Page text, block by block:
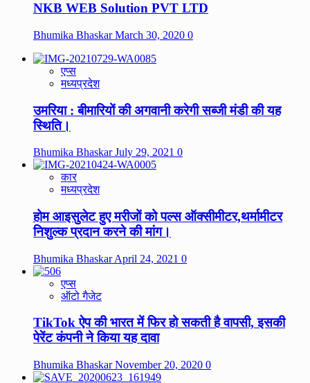
NKB WEB Solution PVT LTD
Bhumika BhaskarMarch 30, 2020 0
एप्स
मध्यप्रदेश
उमरिया : बीमारियों की अगवानी करेगी सब्जी मंडी की यह
स्थिति।
Bhumika BhaskarJuly 29, 2021 0
कार
मध्यप्रदेश
होम आइसुलेट हुए मरीजों को पल्स ऑक्सीमीटर,थर्मामीटर
निशुल्क प्रदान करने की मांग।
Bhumika BhaskarApril 24, 2021 0
एप्स
ऑटो गैजेट
TikTok ऐप की भारत में फिर हो सकती है वापसी, इसकी
पेरेंट कंपनी ने किया यह दावा
Bhumika BhaskarNovember 20, 2020 0